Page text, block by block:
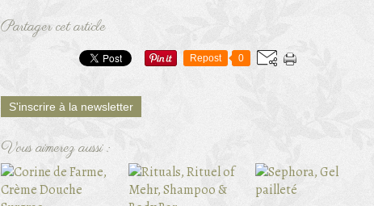
Partager cet article
Repost 0
S'inscrire à la newsletter
Vous aimerez aussi :